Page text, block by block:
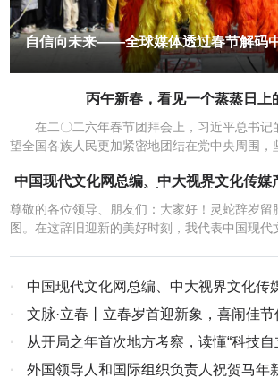
点，是外国游客数量的强劲增长。”《秘鲁21世
利化措施的进一步实施，为中国旅游业带来了“乐
数据显示，2026年春节期间，中国的入境游
2月17日，外国游客在北京龙潭湖公园逛春节文
大的“免签朋友圈”。俄罗斯主流媒体《俄罗斯报
2026年春节期间，俄罗斯游客赴华旅行预订量
政策帮助外国游客更方便到中国过年，持续推
中国农历马年春节。韩国广播公司报道说，在为
动意味着“移动中的消费”——9天的“史上最长假
录，尤其当“以旧换新”政策与春节消费叠加，预
求强劲，一些游客的偏好从传统团体游转向深
《星洲日报》网站刊发的报道注意到消费结构新
观察到，春运展现出更强的服务导向。坦桑尼亚
道说，2026年春运呈现出细分化、体验驱动的
从开局之年首次地方考察，读懂“科技
丙午新春，看见一个蒸蒸日上
在二〇二六年春节团拜会上，习近平总书记
望全国各族人民更加紧密地团结在党中央周围，
更加美好的未来。” 丙午新春，神州大地流光
火热的消费，生动诠释着国内大市场的强劲韧性
界、免签政策联通中外，尽显大国开放的包容胸
争朝夕的拼搏实干，为高质量发展积蓄磅礴
扇窗口，世界看见一个活力澎湃、蒸蒸日上
流动中国春光好 2月15日，位于港珠澳大桥珠
澳海上花市，朵朵年花姹紫嫣红，迎春绽放
家里，寓意花开富贵。”从香港自驾而来的何女
盈。 马年新春，“港车北上”“澳车北上”与“粤
港澳三地“串门过年”成为热潮。2月19日，港珠
日客流达17.2万人次，创历史新高。 2月20
中国现代文化网总编、中大视界文化传媒
尊敬的各位领导、朋友们：大家好！灵蛇辞岁留
图。在这辞旧迎新的美好时刻，我代表中国现代
委员会、消费文化网、郦道元文学院、中研文化
们的社会各界人士表示诚挚的谢意！岁月不居
磐，步履铿锵。回首2025年，是中国文化领域
一年。这一年，我们锚定文化传承与创新的时代
力量，开展了一系列兼具深度与温度的文化实
·
中国现代文化网总编、中大视界文化传
（北京）有限公司董事会主席林膑新年贺
·
文脉·立春丨立春岁首迎新象，喜闹佳节
风
·
从开局之年首次地方考察，读懂“科技自
强”的深意
· 外国领导人和国际组织负责人祝贺马年